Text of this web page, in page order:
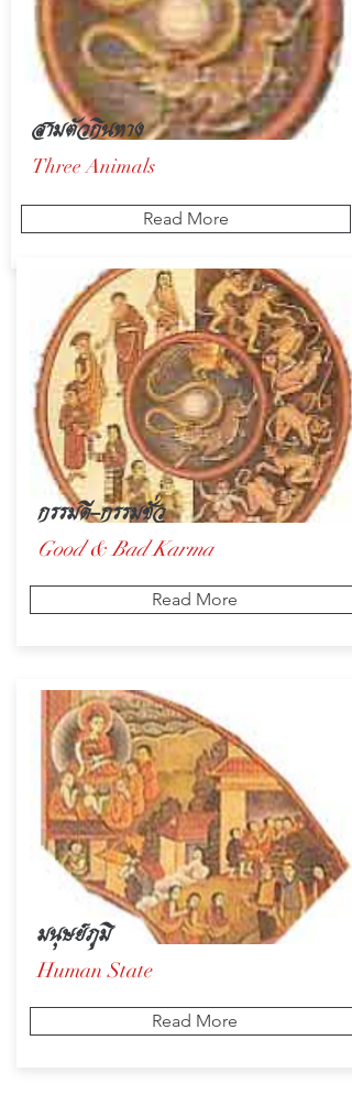
สามตัวกินหาง
Three Animals
Read More
กรรมดี-กรรมชั่ว
Good & Bad Karma
Read More
มนุษย์ภูมิ
Human State
Read More